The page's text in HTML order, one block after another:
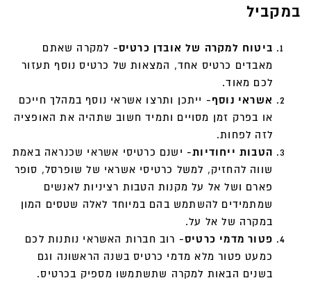
במקביל
ביטוח למקרה של אובדן כרטיס- למקרה שאתם
מאבדים כרטיס אחד, המצאות של כרטיס נוסף תעזור
לכם מאוד.
אשראי נוסף- ייתכן ותרצו אשראי נוסף במהלך חייכם
או בפרק זמן מסויים ותמיד חשוב שתהיה את האופציה
לזה לפחות.
הטבות ייחודיות- ישנם כרטיסי אשראי שכנראה באמת
שווה להחזיק, למשל כרטיסי אשראי של שופרסל, סופר
פארם ושל אל על מקנות הטבות רציניות לאנשים
שמתמידים להשתמש בהם במיוחד לאלה שטסים המון
במקרה של אל על.
פטור מדמי כרטיס- רוב חברות האשראי נותנות לכם
כמעט פטור מלא מדמי כרטיס בשנה הראשונה וגם
בשנים הבאות למקרה שתשתמשו מספיק בכרטיס.